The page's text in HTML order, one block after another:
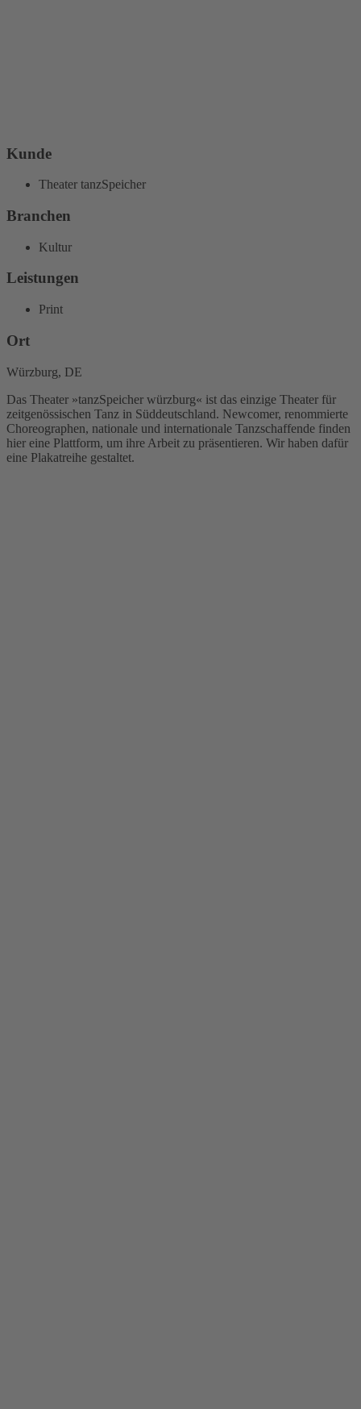
Kunde
Theater tanzSpeicher
Branchen
Kultur
Leistungen
Print
Ort
Würzburg, DE
Das Theater »tanzSpeicher würzburg« ist das einzige Theater für
zeitgenössischen Tanz in Süddeutschland. Newcomer, renommierte
Choreographen, nationale und internationale Tanzschaffende finden
hier eine Plattform, um ihre Arbeit zu präsentieren. Wir haben dafür
eine Plakatreihe gestaltet.